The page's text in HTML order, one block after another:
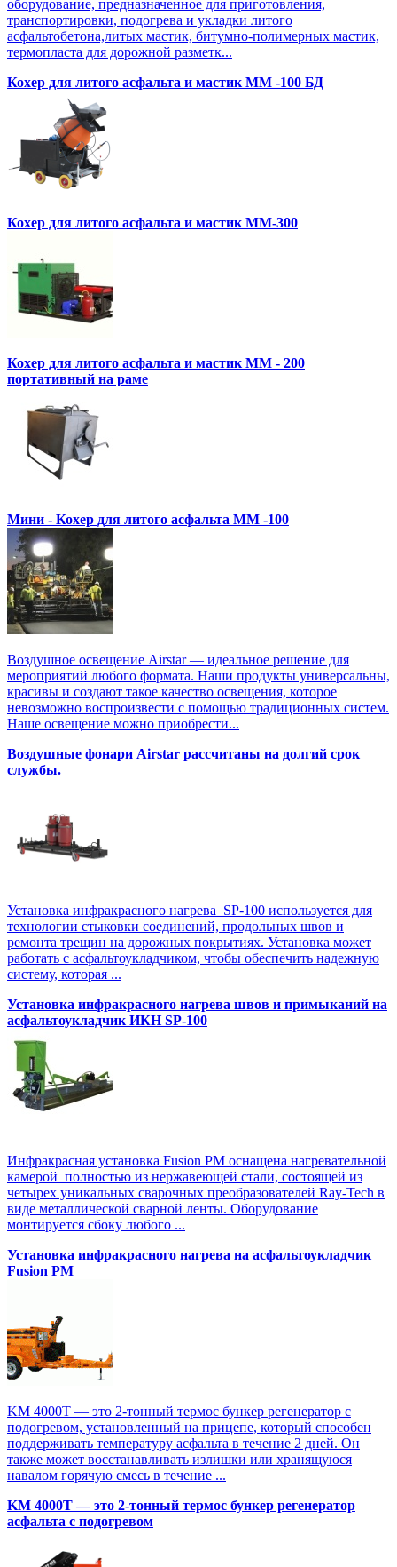
оборудование, предназначенное для приготовления,
транспортировки, подогрева и укладки литого
асфальтобетона,литых мастик, битумно-полимерных мастик,
термопласта для дорожной разметк...
Кохер для литого асфальта и мастик MM -100 БД
Кохер для литого асфальта и мастик MM-300
Кохер для литого асфальта и мастик MM - 200
портативный на раме
Мини - Кохер для литого асфальта MM -100
Воздушное освещение Airstar — идеальное решение для
мероприятий любого формата. Наши продукты универсальны,
красивы и создают такое качество освещения, которое
невозможно воспроизвести с помощью традиционных систем.
Наше освещение можно приобрести...
Воздушные фонари Airstar рассчитаны на долгий срок
службы.
Установка инфракрасного нагрева SP-100 используется для
технологии стыковки соединений, продольных швов и
ремонта трещин на дорожных покрытиях. Установка может
работать с асфальтоукладчиком, чтобы обеспечить надежную
систему, которая ...
Установка инфракрасного нагрева швов и примыканий на
асфальтоукладчик ИКН SP-100
Инфракрасная установка Fusion PM оснащена нагревательной
камерой полностью из нержавеющей стали, состоящей из
четырех уникальных сварочных преобразователей Ray-Tech в
виде металлической сварной ленты. Оборудование
монтируется сбоку любого ...
Установка инфракрасного нагрева на асфальтоукладчик
Fusion PM
KM 4000T — это 2-тонный термос бункер регенератор с
подогревом, установленный на прицепе, который способен
поддерживать температуру асфальта в течение 2 дней. Он
также может восстанавливать излишки или хранящуюся
навалом горячую смесь в течение ...
KM 4000T — это 2-тонный термос бункер регенератор
асфальта с подогревом